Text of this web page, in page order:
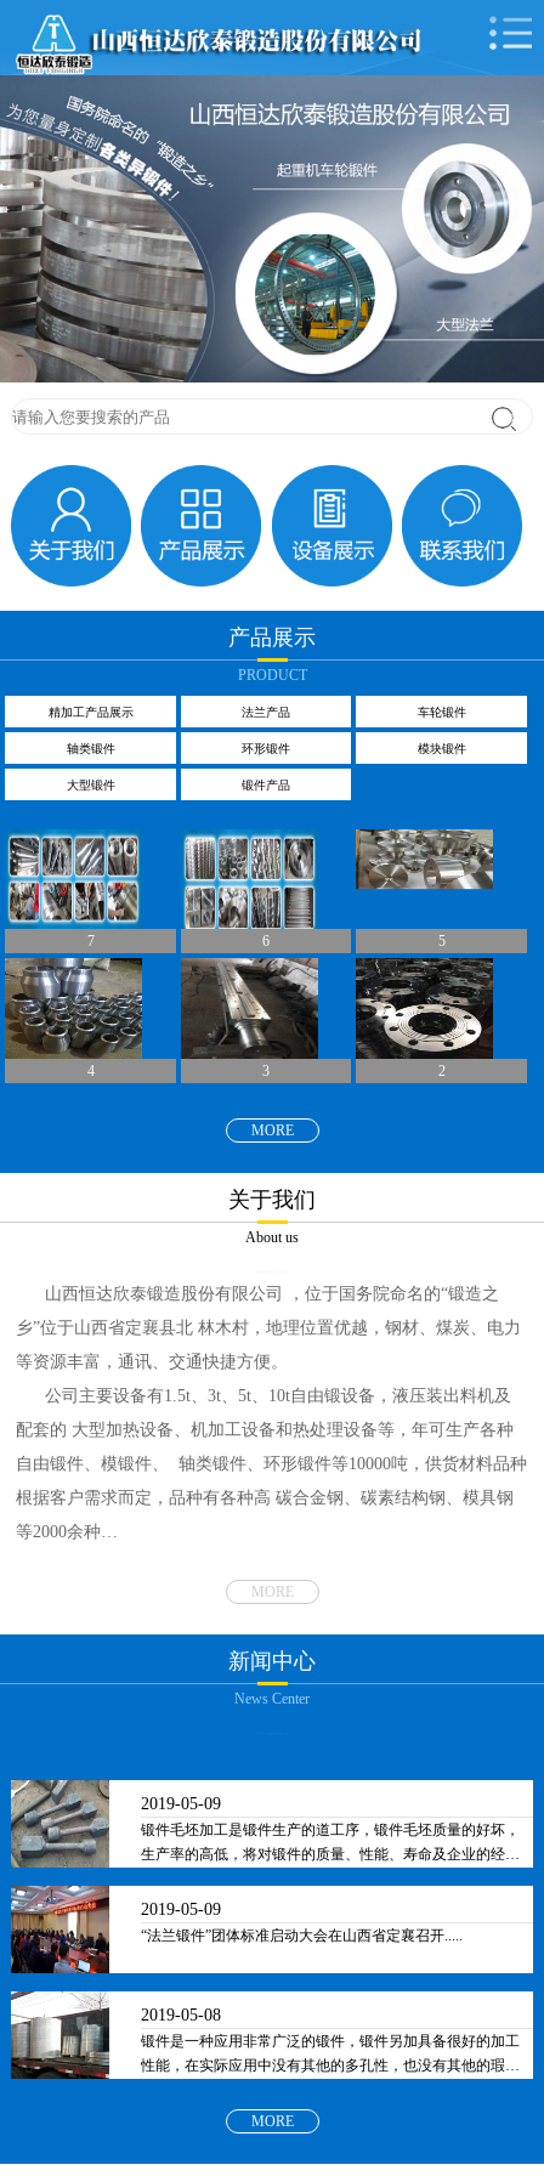
产品展示
PRODUCT
精加工产品展示 法兰产品 车轮锻件
轴类锻件 环形锻件 模块锻件
大型锻件 锻件产品
7 6 5
4 3 2
MORE
关于我们
About us
山西恒达欣泰锻造股份有限公司
，位于国务院命名的“锻造之
乡”位于山西省定襄县北 林木村，地理位置优越，钢材、煤炭、电力
等资源丰富，通讯、交通快捷方便。
公司主要设备有1.5t、3t、5t、10t自由锻设备，液压装出料机及
配套的 大型加热设备、机加工设备和热处理设备等，年可生产各种
自由锻件、模锻件、 轴类锻件、环形锻件等10000吨，供货材料品种
根据客户需求而定，品种有各种高 碳合金钢、碳素结构钢、模具钢
等2000余种…
MORE
新闻中心
News Center
2019-05-09
锻件毛坯加工是锻件生产的道工序，锻件毛坯质量的好坏，
生产率的高低，将对锻件的质量、性能、寿命及企业的经济
2019-05-09
“法兰锻件”团体标准启动大会在山西省定襄召开.....
2019-05-08
锻件是一种应用非常广泛的锻件，锻件另加具备很好的加工
性能，在实际应用中没有其他的多孔性，也没有其他的瑕
行锻造变形而得到的工件或毛坯.....
MORE